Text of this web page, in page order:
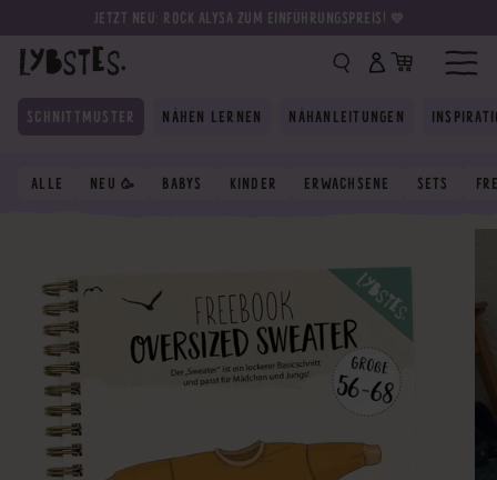
JETZT NEU: ROCK ALYSA ZUM EINFÜHRUNGSPREIS! 💛
SCHNITTMUSTER
ALLE NEU 🥳 BABYS KINDER ERWACHSENE SETS
NÄHEN LERNEN NÄHANLEITUNGEN